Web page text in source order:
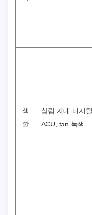
색
깔
삼림 지대 디지
ACU, tan 녹색